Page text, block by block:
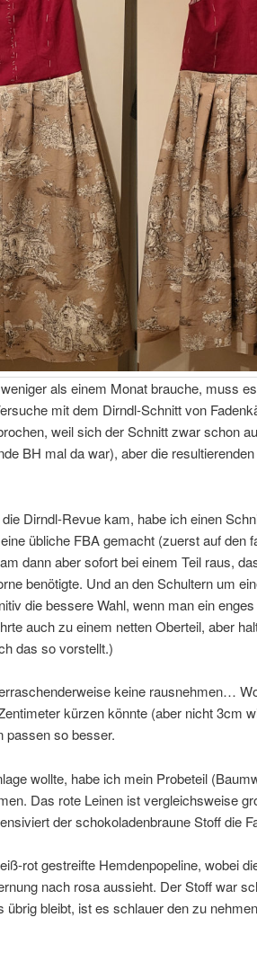
als einem Monat brauche, muss
mit dem Dirndl-Schnitt von
weil sich der Schnitt zwar schon
BH mal da war), aber die
Dirndl-Revue kam, habe ich einen
übliche FBA gemacht (zuerst auf den
dann aber sofort bei einem Teil raus,
benötigte. Und an den Schultern um
die bessere Wahl, wenn man ein
auch zu einem netten Oberteil, aber
das so vorstellt.)
keine rausnehmen…
kürzen könnte (aber nicht 3cm
passen so besser.
wollte, habe ich mein Probeteil
Das rote Leinen ist vergleichsweise
der schokoladenbraune Stoff die
rot gestreifte Hemdenpopeline, wobei
nach rosa aussieht. Der Stoff war
übrig bleibt, ist es schlauer den zu